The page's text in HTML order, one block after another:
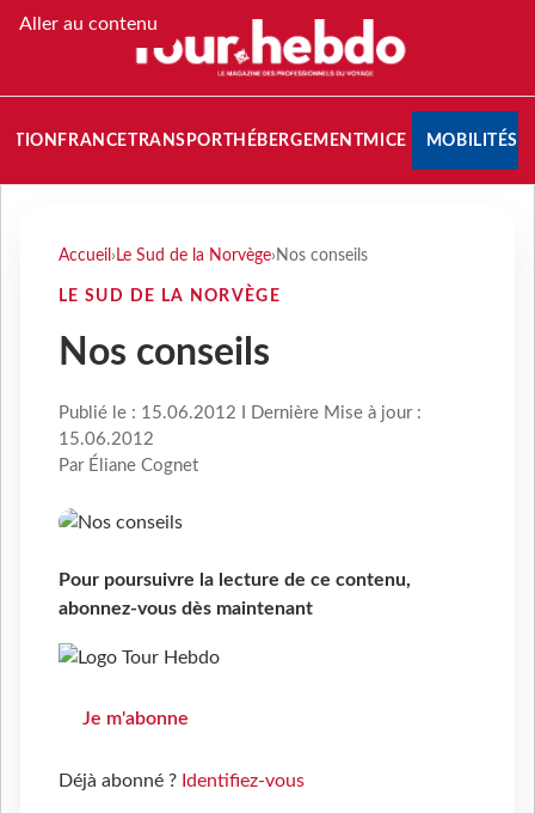
Aller au contenu
FRANCETRANSPORT HÉBERGEMENTMICE MOBILITÉS
Accueil › Le Sud de la Norvège› Nos conseils
LE SUD DE LA NORVÈGE
Nos conseils
Publié le : 15.06.2012 I Dernière Mise à jour :
15.06.2012
Par Éliane Cognet
Pour poursuivre la lecture de ce contenu,
abonnez-vous dès maintenant
Je m'abonne
Déjà abonné ? Identifiez-vous